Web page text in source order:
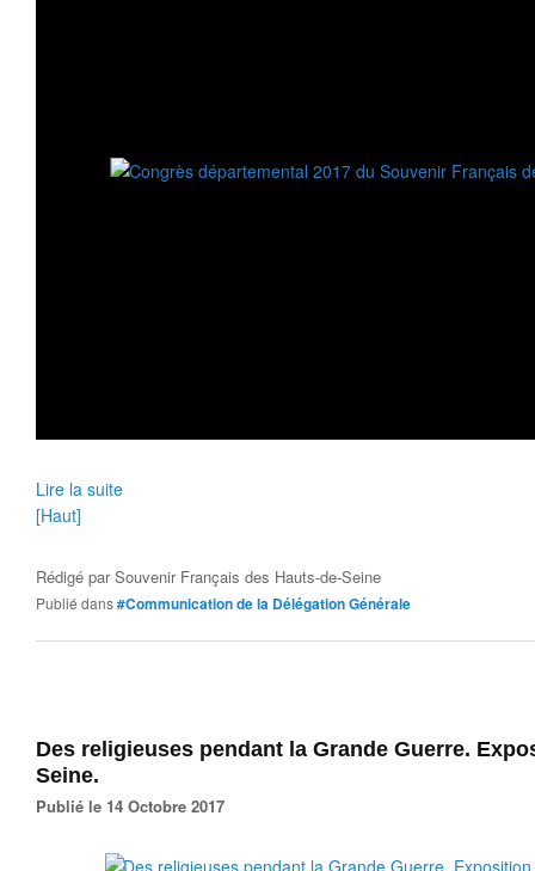
Lire la suite
[Haut]
Rédigé parSouvenir Français des Hauts-de-Seine
Publié dans#Communication de la Délégation Générale
Des religieuses pendant la Grande Guerre.
Seine.
Publié le 14 Octobre 2017